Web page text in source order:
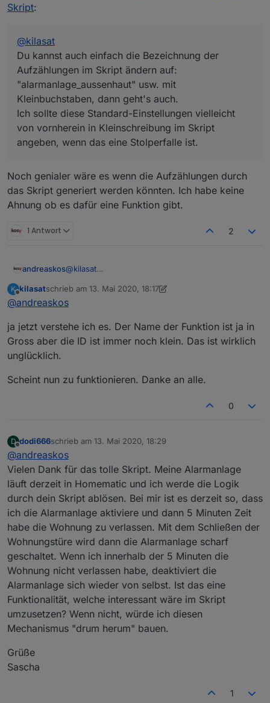
Skript:
@kilasat
Du kannst auch einfach die Bezeichnung der
Aufzählungen im Skript ändern auf:
"alarmanlage_aussenhaut" usw. mit
Kleinbuchstaben, dann geht's auch.
Ich sollte diese Standard-Einstellungen vielleicht
von vornherein in Kleinschreibung im Skript
angeben, wenn das eine Stolperfalle ist.
Noch genialer wäre es wenn die Aufzählungen durch
das Skript generiert werden könnten. Ich habe keine
Ahnung ob es dafür eine Funktion gibt.
1 Antwort 2
andreaskos@kilasat
Aufzählungen im Skript ändern auf:
"alarmanlage_aussenhaut" usw. mit
Ich sollte diese Standard-Einstellungen vielleicht
von vornherein in Kleinschreibung im Skript
K
Offline
kilasatschrieb am 13. Mai 2020, 18:17
zuletzt editiert von kilasat
@andreaskos
ja jetzt verstehe ich es. Der Name der Funktion ist ja in
Gross aber die ID ist immer noch klein. Das ist wirklich
unglücklich.
Scheint nun zu funktionieren. Danke an alle.
0
D
Offline
dodi666schrieb am 13. Mai 2020, 18:29
zuletzt editiert von
@andreaskos
Vielen Dank für das tolle Skript. Meine Alarmanlage
läuft derzeit in Homematic und ich werde die Logik
durch dein Skript ablösen. Bei mir ist es derzeit so, dass
ich die Alarmanlage aktiviere und dann 5 Minuten Zeit
habe die Wohnung zu verlassen. Mit dem Schließen der
Wohnungstüre wird dann die Alarmanlage scharf
geschaltet. Wenn ich innerhalb der 5 Minuten die
Wohnung nicht verlassen habe, deaktiviert die
Alarmanlage sich wieder von selbst. Ist das eine
Funktionalität, welche interessant wäre im Skript
umzusetzen? Wenn nicht, würde ich diesen
Mechanismus "drum herum" bauen.
Grüße
Sascha
1